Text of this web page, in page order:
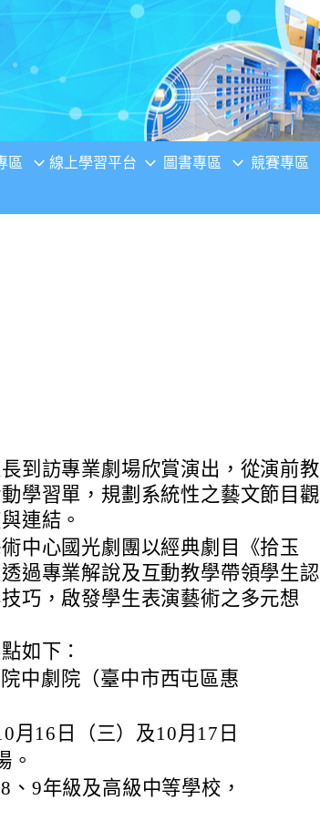
區 線上學習平台 圖書專區 競賽專區
到訪專業劇場欣賞演出，從演前教
學習單，規劃系統性之藝文節目觀
連結。
中心國光劇團以經典劇目《拾玉
過專業解說及互動教學帶領學生認
巧，啟發學生表演藝術之多元想
如下：
中劇院（臺中市西屯區惠
月16日（三）及10月17日
。
9年級及高級中等學校，